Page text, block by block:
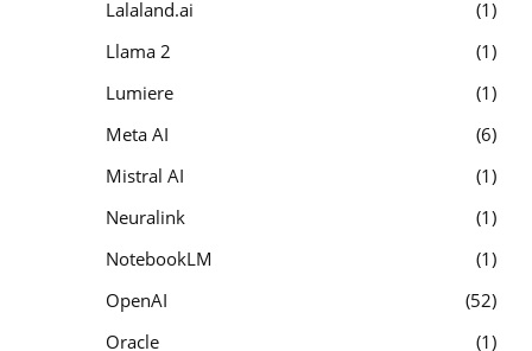
Lalaland.ai
1
Llama 2
1
Lumiere
1
Meta AI
6
Mistral AI
1
Neuralink
1
NotebookLM
1
OpenAI
52
Oracle
1